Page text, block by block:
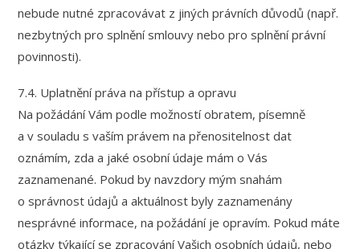
nebude nutné zpracovávat z jiných právních důvodů (např.
nezbytných pro splnění smlouvy nebo pro splnění právní
povinnosti).
7.4. Uplatnění práva na přístup a opravu
Na požádání Vám podle možností obratem, písemně
a v souladu s vaším právem na přenositelnost dat
oznámím, zda a jaké osobní údaje mám o Vás
zaznamenané. Pokud by navzdory mým snahám
o správnost údajů a aktuálnost byly zaznamenány
nesprávné informace, na požádání je opravím. Pokud máte
otázky týkající se zpracování Vašich osobních údajů, nebo